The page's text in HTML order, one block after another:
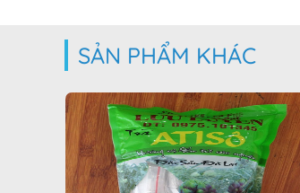
SẢN PHẨM KHÁC